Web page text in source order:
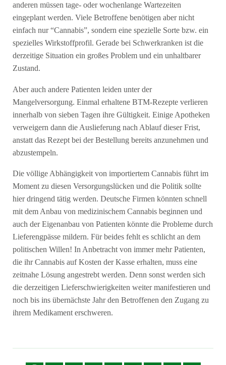
anderen müssen tage- oder wochenlange Wartezeiten
eingeplant werden. Viele Betroffene benötigen aber nicht
einfach nur “Cannabis”, sondern eine spezielle Sorte bzw. ein
spezielles Wirkstoffprofil. Gerade bei Schwerkranken ist die
derzeitige Situation ein großes Problem und ein unhaltbarer
Zustand.
Aber auch andere Patienten leiden unter der
Mangelversorgung. Einmal erhaltene BTM-Rezepte verlieren
innerhalb von sieben Tagen ihre Gültigkeit. Einige Apotheken
verweigern dann die Auslieferung nach Ablauf dieser Frist,
anstatt das Rezept bei der Bestellung bereits anzunehmen und
abzustempeln.
Die völlige Abhängigkeit von importiertem Cannabis führt im
Moment zu diesen Versorgungslücken und die Politik sollte
hier dringend tätig werden. Deutsche Firmen könnten schnell
mit dem Anbau von medizinischem Cannabis beginnen und
auch der Eigenanbau von Patienten könnte die Probleme durch
Lieferengpässe mildern. Für beides fehlt es schlicht an dem
politischen Willen! In Anbetracht von immer mehr Patienten,
die ihr Cannabis auf Kosten der Kasse erhalten, muss eine
zeitnahe Lösung angestrebt werden. Denn sonst werden sich
die derzeitigen Lieferschwierigkeiten weiter manifestieren und
noch bis ins übernächste Jahr den Betroffenen den Zugang zu
ihrem Medikament erschweren.